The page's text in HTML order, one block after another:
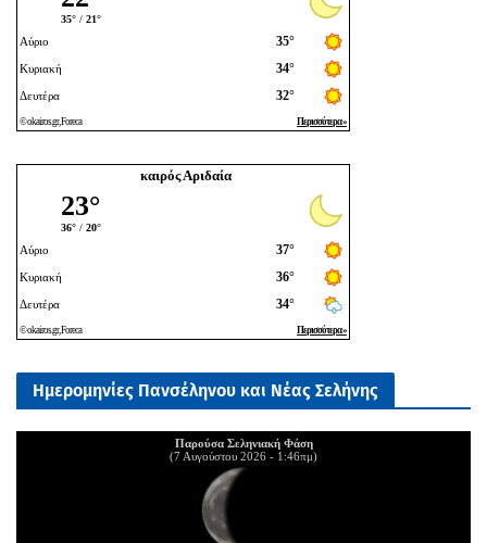
καιρός Αριδαία
Ημερομηνίες Πανσέληνου και Νέας Σελήνης
Παρούσα Σεληνιακή Φάση
(7 Αυγούστου 2026 - 1:46πμ)